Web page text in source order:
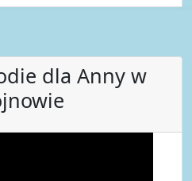
dla Anny w